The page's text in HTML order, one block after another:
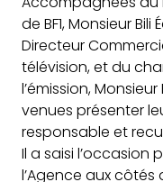
de BF1, Monsieur Bili
Directeur
télévision, et du
l’émission,
venues présenter
responsable et
Il a saisi l’occasion
l’Agence aux côtés